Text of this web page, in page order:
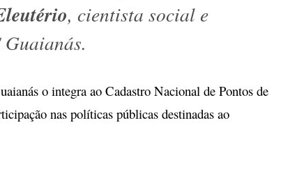
, cientista social e
o integra ao Cadastro Nacional de Pontos de
nas políticas públicas destinadas ao